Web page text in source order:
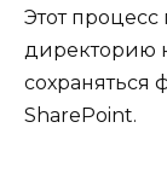
Этот процесс
директорию
сохраняться
SharePoint.